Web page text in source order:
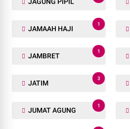
JAMAAH HAJI
1
JAMBRET
1
JATIM
3
JUMAT AGUNG
1